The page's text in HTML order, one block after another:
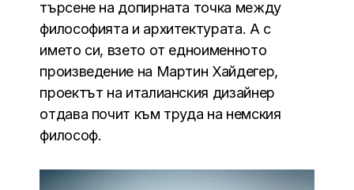
търсене на допирната точка между
философията и архитектурата. А с
името си, взето от едноименното
произведение на Мартин Хайдегер,
проектът на италианския дизайнер
отдава почит към труда на немския
философ.